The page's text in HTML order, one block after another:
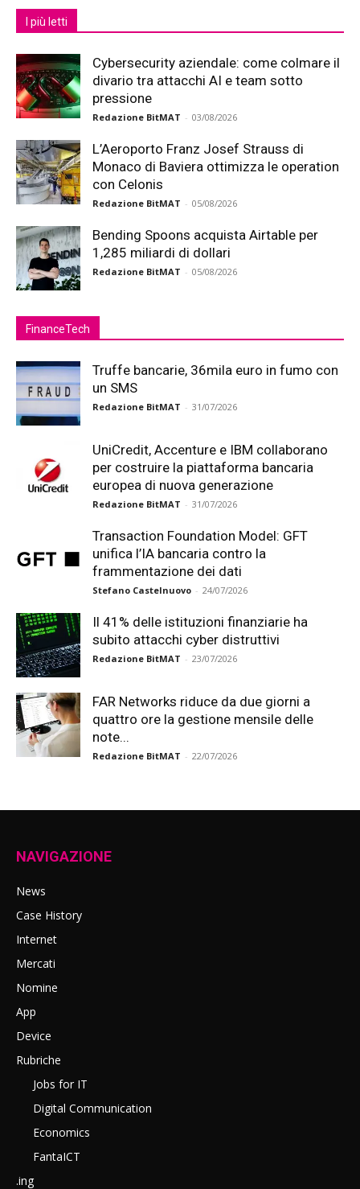
I più letti
Cybersecurity aziendale: come colmare il
divario tra attacchi AI e team sotto
pressione
Redazione BitMAT - 03/08/2026
L’Aeroporto Franz Josef Strauss di
Monaco di Baviera ottimizza le operation
con Celonis
Redazione BitMAT - 05/08/2026
Bending Spoons acquista Airtable per
1,285 miliardi di dollari
Redazione BitMAT - 05/08/2026
FinanceTech
Truffe bancarie, 36mila euro in fumo con
un SMS
Redazione BitMAT - 31/07/2026
UniCredit, Accenture e IBM collaborano
per costruire la piattaforma bancaria
europea di nuova generazione
Redazione BitMAT - 31/07/2026
Transaction Foundation Model: GFT
unifica l’IA bancaria contro la
frammentazione dei dati
Stefano Castelnuovo - 24/07/2026
Il 41% delle istituzioni finanziarie ha
subito attacchi cyber distruttivi
Redazione BitMAT - 23/07/2026
FAR Networks riduce da due giorni a
quattro ore la gestione mensile delle
note...
Redazione BitMAT - 22/07/2026
NAVIGAZIONE
News
Case History
Internet
Mercati
Nomine
App
Device
Rubriche
Jobs for IT
Digital Communication
Economics
FantaICT
.ing